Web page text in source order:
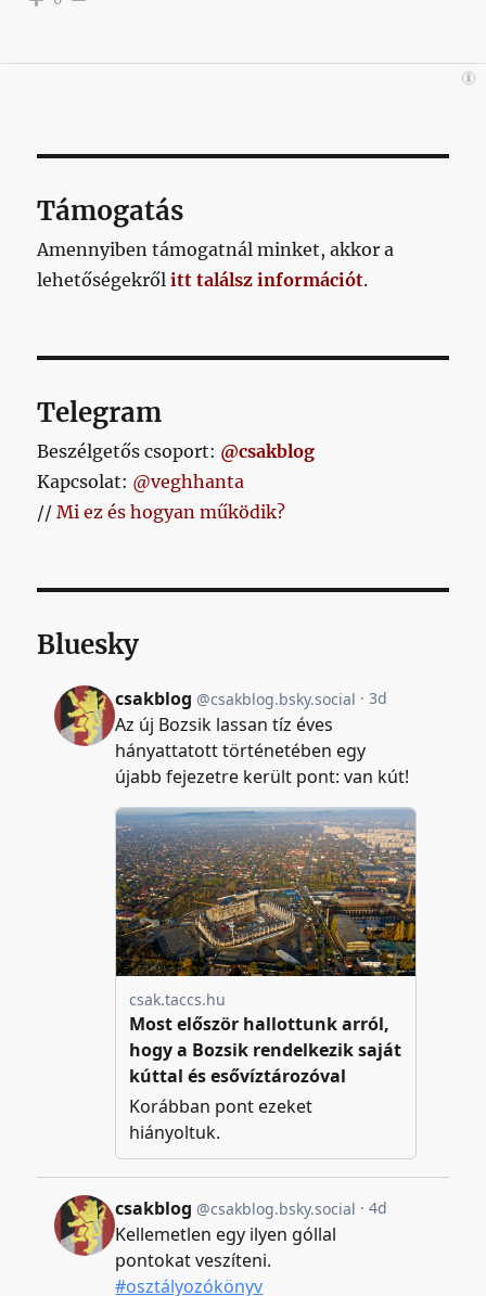
Támogatás
Amennyiben támogatnál minket, akkor a
lehetőségekrőlitt találsz információt.
Telegram
Beszélgetős csoport: @csakblog
Kapcsolat: @veghhanta
//Mi ez és hogyan működik?
Bluesky